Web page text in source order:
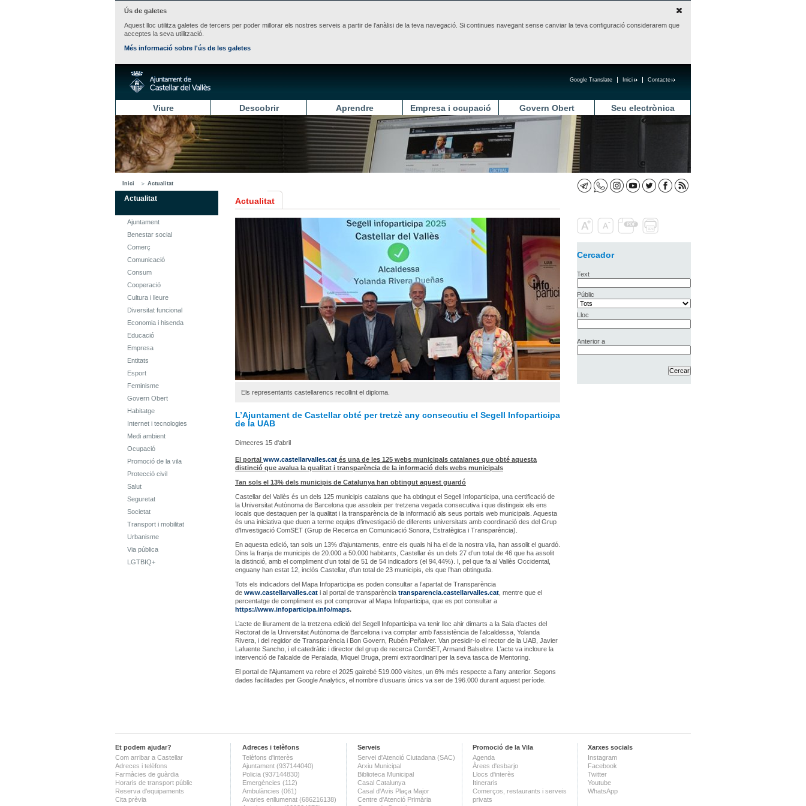
Ús de galetes
Aquest lloc utilitza galetes de tercers per poder millorar els nostres serveis a partir de l'anàlisi de la teva navegació. Si continues navegant sense canviar la teva configuració considerarem que
acceptes la seva utilització.
Més informació sobre l'ús de les galetes
Contacte
Inici
Google Translate
Viure Descobrir Aprendre Empresa i ocupació Govern Obert Seu electrònica
Inici Actualitat
Actualitat
Ajuntament
Benestar social
Comerç
Comunicació
Consum
Cooperació
Cultura i lleure
Diversitat funcional
Economia i hisenda
Educació
Empresa
Entitats
Esport
Feminisme
Govern Obert
Habitatge
Internet i tecnologies
Medi ambient
Ocupació
Promoció de la vila
Protecció civil
Salut
Seguretat
Societat
Transport i mobilitat
Urbanisme
Via pública
LGTBIQ+
Actualitat
Els representants castellarencs recollint el diploma.
L’Ajuntament de Castellar obté per tretzè any consecutiu el Segell Infoparticipa
de la UAB
Dimecres 15 d'abril
El portal www.castellarvalles.cat és una de les 125 webs municipals catalanes que obté aquesta
distinció que avalua la qualitat i transparència de la informació dels webs municipals
Tan sols el 13% dels municipis de Catalunya han obtingut aquest guardó
Castellar del Vallès és un dels 125 municipis catalans que ha obtingut el Segell Infoparticipa, una certificació de
la Universitat Autònoma de Barcelona que assoleix per tretzena vegada consecutiva i que distingeix els ens
locals que destaquen per la qualitat i la transparència de la informació als seus portals web municipals. Aquesta
és una iniciativa que duen a terme equips d’investigació de diferents universitats amb coordinació des del Grup
d’Investigació ComSET (Grup de Recerca en Comunicació Sonora, Estratègica i Transparència).
En aquesta edició, tan sols un 13% d’ajuntaments, entre els quals hi ha el de la nostra vila, han assolit el guardó.
Dins la franja de municipis de 20.000 a 50.000 habitants, Castellar és un dels 27 d’un total de 46 que ha assolit
la distinció, amb el compliment d’un total de 51 de 54 indicadors (el 94,44%). I, pel que fa al Vallès Occidental,
enguany han estat 12, inclòs Castellar, d’un total de 23 municipis, els que l’han obtinguda.
Tots els indicadors del Mapa Infoparticipa es poden consultar a l’apartat de Transparència
de www.castellarvalles.cat i al portal de transparència transparencia.castellarvalles.cat , mentre que el
percentatge de compliment es pot comprovar al Mapa Infoparticipa, que es pot consultar a
https://www.infoparticipa.info/maps.
L’acte de lliurament de la tretzena edició del Segell Infoparticipa va tenir lloc ahir dimarts a la Sala d’actes del
Rectorat de la Universitat Autònoma de Barcelona i va comptar amb l’assistència de l’alcaldessa, Yolanda
Rivera, i del regidor de Transparència i Bon Govern, Rubén Peñalver. Van presidir-lo el rector de la UAB, Javier
Lafuente Sancho, i el catedràtic i director del grup de recerca ComSET, Armand Balsebre. L’acte va incloure la
intervenció de l’alcalde de Peralada, Miquel Bruga, premi extraordinari per la seva tasca de Mentoring.
El portal de l'Ajuntament va rebre el 2025 gairebé 519.000 visites, un 6% més respecte a l’any anterior. Segons
dades facilitades per Google Analytics, el nombre d’usuaris únics va ser de 196.000 durant aquest període.
Cercador
Text
Públic
Lloc
Anterior a
Et podem ajudar?
Com arribar a Castellar
Adreces i telèfons
Farmàcies de guàrdia
Horaris de transport públic
Reserva d'equipaments
Cita prèvia
Adreces i telèfons
Telèfons d'interès
Ajuntament (937144040)
Policia (937144830)
Emergències (112)
Ambulàncies (061)
Avaries enllumenat (686216138)
Serveis
Servei d'Atenció Ciutadana (SAC)
Arxiu Municipal
Biblioteca Municipal
Casal Catalunya
Casal d'Avis Plaça Major
Centre d'Atenció Primària
Promoció de la Vila
Agenda
Àrees d'esbarjo
Llocs d'interès
Itineraris
Comerços, restaurants i serveis
privats
Xarxes socials
Instagram
Facebook
Twitter
Youtube
WhatsApp